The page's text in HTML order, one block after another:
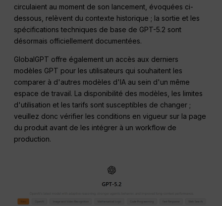
circulaient au moment de son lancement, évoquées ci-
dessous, relèvent du contexte historique ; la sortie et les
spécifications techniques de base de GPT-5.2 sont
désormais officiellement documentées.
GlobalGPT offre également un accès aux derniers
modèles GPT pour les utilisateurs qui souhaitent les
comparer à d'autres modèles d'IA au sein d'un même
espace de travail. La disponibilité des modèles, les limites
d'utilisation et les tarifs sont susceptibles de changer ;
veuillez donc vérifier les conditions en vigueur sur la page
du produit avant de les intégrer à un workflow de
production.